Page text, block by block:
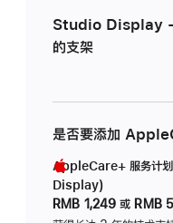
Studio Display -
的支架
是否要添加
AppleCare+ 服务计
Display)
RMB 1,249 或 RMB